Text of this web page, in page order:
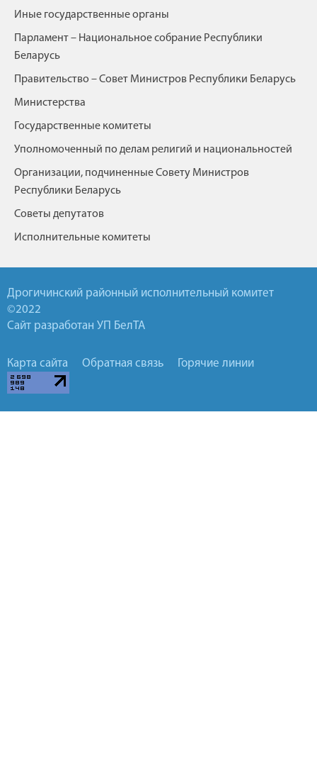
Иные государственные органы
Парламент – Национальное собрание Республики
Беларусь
Правительство – Совет Министров Республики Беларусь
Министерства
Государственные комитеты
Уполномоченный по делам религий и национальностей
Организации, подчиненные Совету Министров
Республики Беларусь
Советы депутатов
Исполнительные комитеты
Дрогичинский районный исполнительный комитет
©2022
Сайт разработан УП БелТА
Карта сайта Обратная связь Горячие линии